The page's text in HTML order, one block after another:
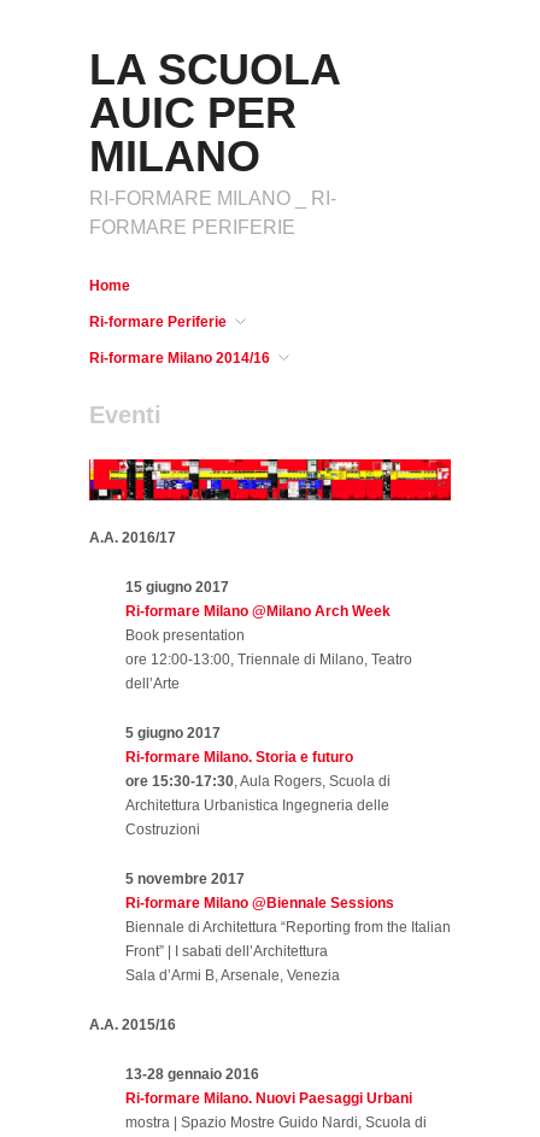
LA SCUOLA
AUIC PER
MILANO
RI-FORMARE MILANO _ RI-
FORMARE PERIFERIE
Home
Ri-formare Periferie
Ri-formare Milano 2014/16
Eventi
A.A. 2016/17
15 giugno 2017
Ri-formare Milano @Milano Arch Week
Book presentation
ore 12:00-13:00, Triennale di Milano, Teatro
dell’Arte
5 giugno 2017
Ri-formare Milano. Storia e futuro
ore 15:30-17:30, Aula Rogers, Scuola di
Architettura Urbanistica Ingegneria delle
Costruzioni
5 novembre 2017
Ri-formare Milano @Biennale Sessions
Biennale di Architettura “Reporting from the Italian
Front” | I sabati dell’Architettura
Sala d’Armi B, Arsenale, Venezia
A.A. 2015/16
13-28 gennaio 2016
Ri-formare Milano. Nuovi Paesaggi Urbani
mostra | Spazio Mostre Guido Nardi, Scuola di